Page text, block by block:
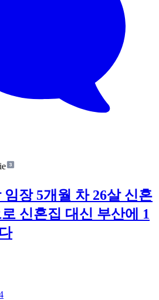
장 5개월 차 26살 신혼
신혼집 대신 부산에 1